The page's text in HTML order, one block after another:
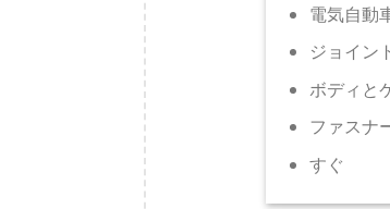
電気自動
ジョイン
ボディと
ファスナ
すぐ